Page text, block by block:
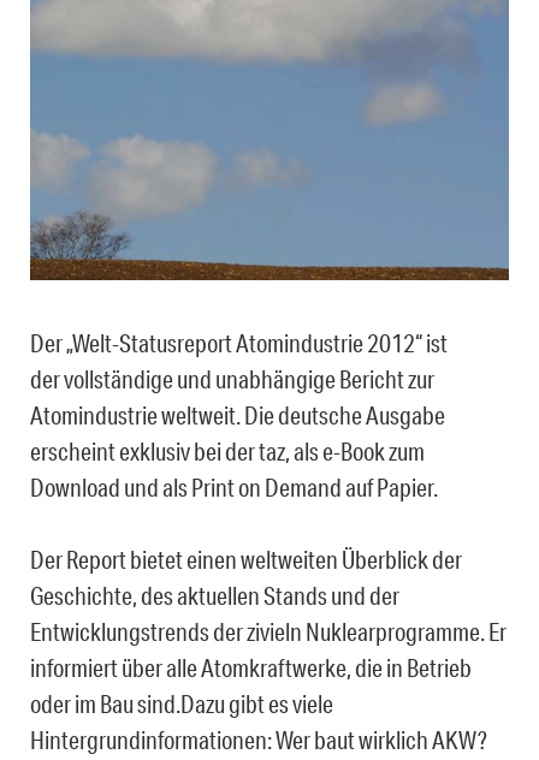
Der „Welt-Statusreport Atomindustrie 2012“ ist
der vollständige und unabhängige Bericht zur
Atomindustrie weltweit. Die deutsche Ausgabe
erscheint exklusiv bei der taz, als e-Book zum
Download und als Print on Demand auf Papier.
Der Report bietet einen weltweiten Überblick der
Geschichte, des aktuellen Stands und der
Entwicklungstrends der zivieln Nuklearprogramme. Er
informiert über alle Atomkraftwerke, die in Betrieb
oder im Bau sind.Dazu gibt es viele
Hintergrundinformationen: Wer baut wirklich AKW?